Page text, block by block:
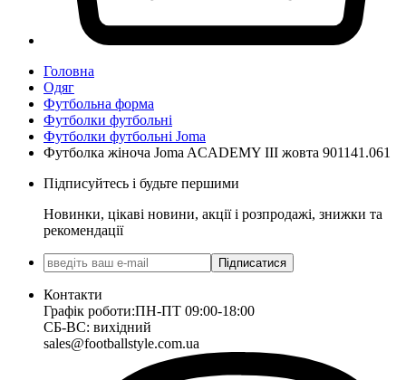
Головна
Одяг
Футбольна форма
Футболки футбольні
Футболки футбольні Joma
Футболка жіноча Joma ACADEMY III жовта 901141.061
Підписуйтесь і будьте першими
Новинки, цікаві новини, акції і розпродажі, знижки та
рекомендації
Підписатися
Контакти
Графік роботи:ПН-ПТ 09:00-18:00
СБ-ВС: вихідний
sales@footballstyle.com.ua